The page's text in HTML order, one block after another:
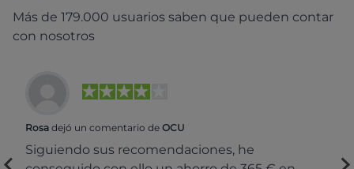
Más de 179.000 usuarios saben que pueden contar
con nosotros
Rosa dejó un comentario de OCU
Siguiendo sus recomendaciones, he